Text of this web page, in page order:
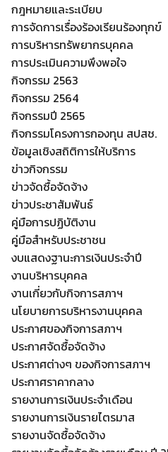
Search
for:
กฎหมายและระเบียบ
การจัดการเรื่องร้องเรียนร้องทุกข์
การบริหารทรัพยากรบุคคล
การประเมินความพึงพอใจ
กิจกรรม 2563
กิจกรรม 2564
กิจกรรมปี 2565
กิจกรรมโครงการกองทุน สปสช.
ข้อมูลเชิงสถิติการให้บริการ
ข่าวกิจกรรม
ข่าวจัดซื้อจัดจ้าง
ข่าวประชาสัมพันธ์
คู่มือการปฏิบัติงาน
คู่มือสำหรับประชาชน
งบแสดงฐานะการเงินประจำปี
งานบริหารบุคคล
งานเกี่ยวกับกิจการสภาฯ
นโยบายการบริหารงานบุคคล
ประกาศของกิจการสภาฯ
ประกาศจัดซื้อจัดจ้าง
ประกาศต่างๆ ของกิจการสภาฯ
ประกาศราคากลาง
รายงานการเงินประจำเดือน
รายงานการเงินรายไตรมาส
รายงานจัดซื้อจัดจ้าง